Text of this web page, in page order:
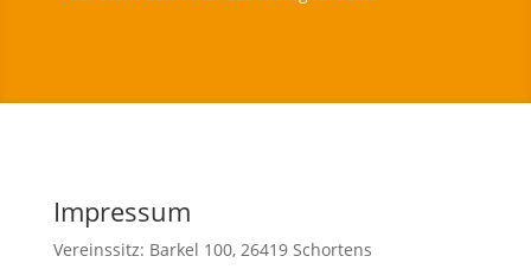
Impressum
Vereinssitz: Barkel 100, 26419 Schortens